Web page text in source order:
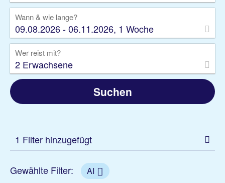
Wann & wie lange?
09.08.2026 - 06.11.2026, 1 Woche
Wer reist mit?
2 Erwachsene
Suchen
1 Filter hinzugefügt
Gewählte Filter: AI